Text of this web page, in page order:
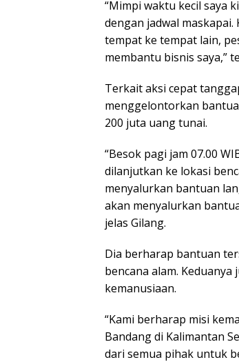
“Mimpi waktu kecil saya
dengan jadwal
tempat ke tempat lain,
membantu bisnis saya,”
Terkait aksi cepat
menggelontorkan
200 juta uang tunai.
“Besok pagi jam 07.00
dilanjutkan ke lokasi
menyalurkan bantuan
akan menyalurkan
jelas Gilang.
Dia berharap bantuan
bencana alam.
kemanusiaan.
“Kami berharap misi
Bandang di Kalimantan
dari semua pihak untuk